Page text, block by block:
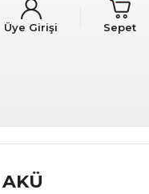
Üye Girişi Sepet